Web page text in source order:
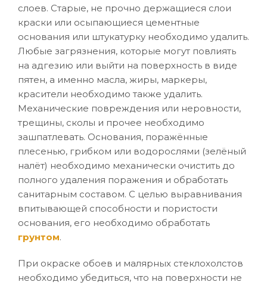
слоев. Старые, не прочно держащиеся слои
краски или осыпающиеся цементные
основания или штукатурку необходимо удалить.
Любые загрязнения, которые могут повлиять
на адгезию или выйти на поверхность в виде
пятен, а именно масла, жиры, маркеры,
красители необходимо также удалить.
Механические повреждения или неровности,
трещины, сколы и прочее необходимо
зашпатлевать. Основания, поражённые
плесенью, грибком или водорослями (зелёный
налёт) необходимо механически очистить до
полного удаления поражения и обработать
санитарным составом. С целью выравнивания
впитывающей способности и пористости
основания, его необходимо обработать
грунтом.
При окраске обоев и малярных стеклохолстов
необходимо убедиться, что на поверхности не